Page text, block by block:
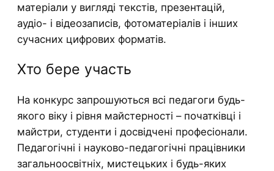
матеріали у вигляді текстів, презентацій,
аудіо- і відеозаписів, фотоматеріалів і інших
сучасних цифрових форматів.
Хто бере участь
На конкурс запрошуються всі педагоги будь-
якого віку і рівня майстерності – початківці і
майстри, студенти і досвідчені професіонали.
Педагогічні і науково-педагогічні працівники
загальноосвітніх, мистецьких і будь-яких